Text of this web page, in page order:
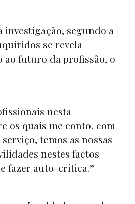
segundo a
se revela
ao futuro da profissão, o
nesta
os quais me conto, com
temos as nossas
nestes factos
fazer auto-crítica.”